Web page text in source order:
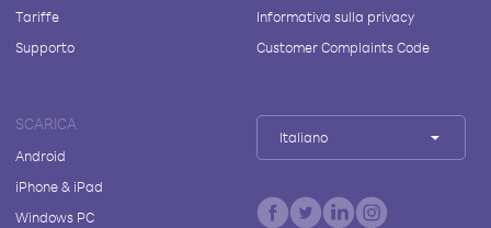
Tariffe
Supporto
Informativa sulla privacy
Customer Complaints Code
SCARICA
Android
iPhone & iPad
Windows PC
Italiano